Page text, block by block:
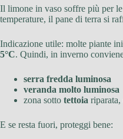
Il limone in vaso soffre più per
temperature, il pane di terra si
Indicazione utile: molte piante
5°C. Quindi, in inverno
serra fredda luminosa
veranda molto luminosa
zona sotto tettoia riparata,
E se resta fuori, proteggi bene: